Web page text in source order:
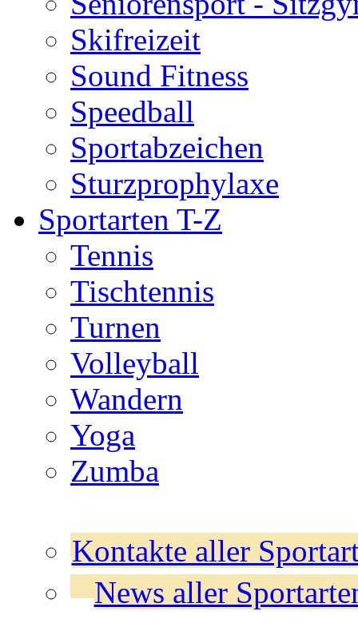
Skifreizeit
Sound Fitness
Speedball
Sportabzeichen
Sturzprophylaxe
Sportarten T-Z
Tennis
Tischtennis
Turnen
Volleyball
Wandern
Yoga
Zumba
Kontakte aller
News aller